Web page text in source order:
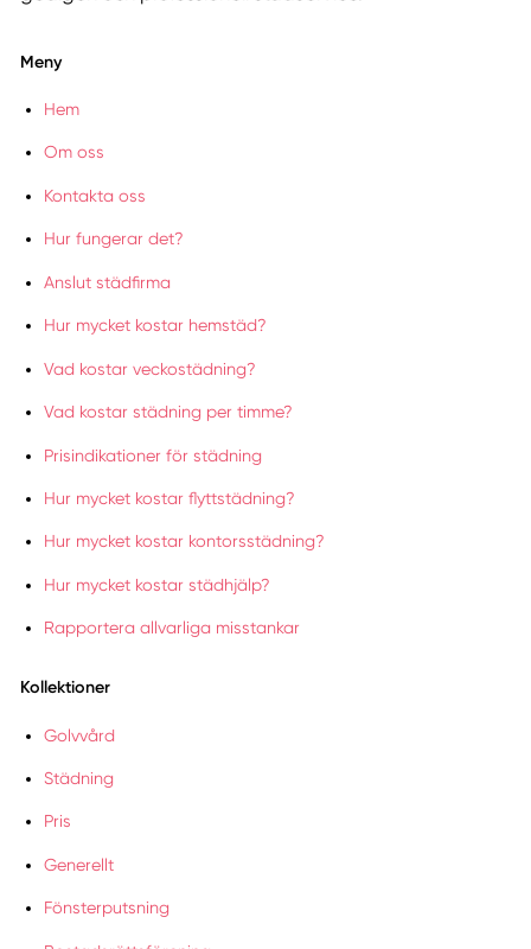
Meny
Hem
Om oss
Kontakta oss
Hur fungerar det?
Anslut städfirma
Hur mycket kostar hemstäd?
Vad kostar veckostädning?
Vad kostar städning per timme?
Prisindikationer för städning
Hur mycket kostar flyttstädning?
Hur mycket kostar kontorsstädning?
Hur mycket kostar städhjälp?
Rapportera allvarliga misstankar
Kollektioner
Golvvård
Städning
Pris
Generellt
Fönsterputsning